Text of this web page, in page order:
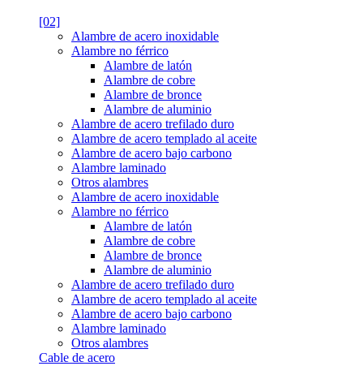
[02]
Alambre de acero inoxidable
Alambre no férrico
Alambre de latón
Alambre de cobre
Alambre de bronce
Alambre de aluminio
Alambre de acero trefilado duro
Alambre de acero templado al aceite
Alambre de acero bajo carbono
Alambre laminado
Otros alambres
Alambre de acero inoxidable
Alambre no férrico
Alambre de latón
Alambre de cobre
Alambre de bronce
Alambre de aluminio
Alambre de acero trefilado duro
Alambre de acero templado al aceite
Alambre de acero bajo carbono
Alambre laminado
Otros alambres
Cable de acero